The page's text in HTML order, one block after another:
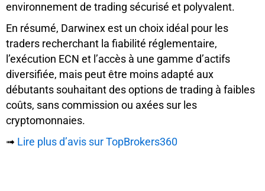
environnement de trading sécurisé et polyvalent.
En résumé, Darwinex est un choix idéal pour les
traders recherchant la fiabilité réglementaire,
l’exécution ECN et l’accès à une gamme d’actifs
diversifiée, mais peut être moins adapté aux
débutants souhaitant des options de trading à faibles
coûts, sans commission ou axées sur les
cryptomonnaies.
➟ Lire plus d’avis sur TopBrokers360